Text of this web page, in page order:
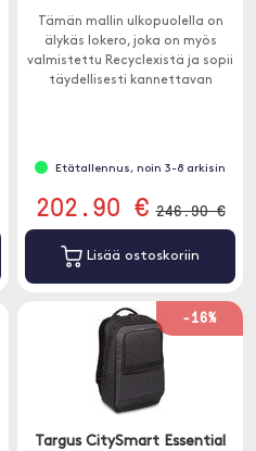
Tämän mallin ulkopuolella on
älykäs lokero, joka on myös
valmistettu Recyclexistä ja sopii
täydellisesti kannettavan
Etätallennus, noin 3-8 arkisin
202.90 € 246.90 €
Lisää ostoskoriin
-16%
Targus CitySmart Essential